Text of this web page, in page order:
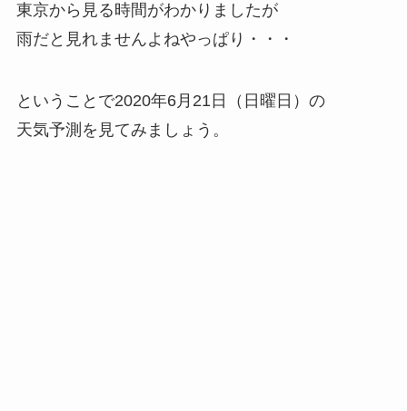
東京から見る時間がわかりましたが
雨だと見れませんよねやっぱり・・・
ということで2020年6月21日（日曜日）の
天気予測を見てみましょう。